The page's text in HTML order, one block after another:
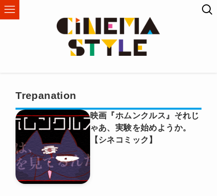
Trepanation
映画『ホムンクルス』それじ
ゃあ、実験を始めようか。
【シネコミック】